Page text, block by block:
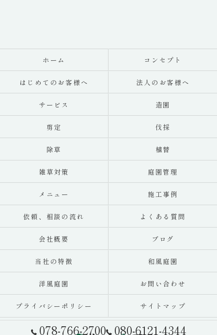
078-766-2700 080-6121-4344
ホーム コンセプト
はじめてのお客様へ 法人のお客様へ
サービス 造園
剪定 伐採
除草 植替
雑草対策 庭園管理
メニュー 施工事例
依頼、相談の流れ よくある質問
会社概要 ブログ
当社の特徴 和風庭園
洋風庭園 お問い合わせ
プライバシーポリシー サイトマップ